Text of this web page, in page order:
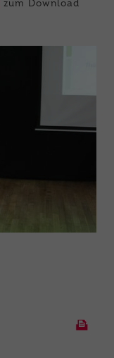
zum Download